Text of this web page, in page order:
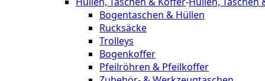
Bogentaschen & Hüllen
Rucksäcke
Trolleys
Bogenkoffer
Pfeilröhren & Pfeilkoffer